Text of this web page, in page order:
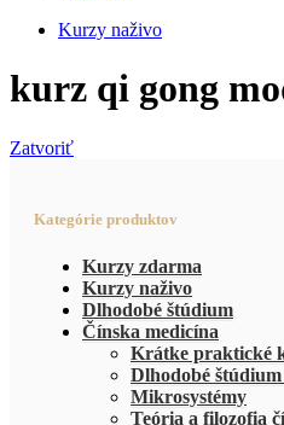
Kurzy naživo
kurz qi gong
Zatvoriť
Kategórie produktov
Kurzy zdarma
Kurzy naživo
Dlhodobé štúdium
Čínska medicína
Krátke praktické
Dlhodobé
Mikrosystémy
Teória a filozofia